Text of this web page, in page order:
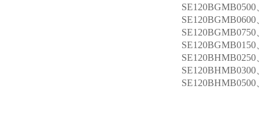
SE120BGMB0500、
SE120BGMB0600、
SE120BGMB0750、
SE120BGMB0150、
SE120BHMB0250、
SE120BHMB0300、
SE120BHMB0500、